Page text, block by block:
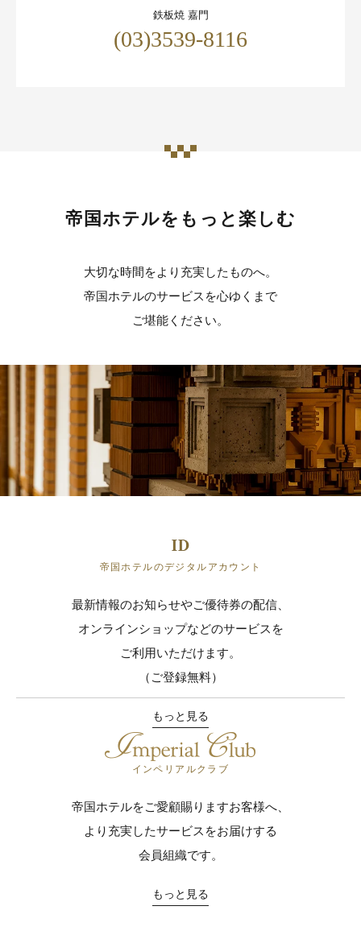
鉄板焼 嘉門
(03)3539-8116
帝国ホテルをもっと楽しむ
大切な時間をより充実したものへ。
帝国ホテルのサービスを心ゆくまで
ご堪能ください。
帝国ホテルのデジタルアカウント
最新情報のお知らせやご優待券の配信、
オンラインショップなどのサービスを
ご利用いただけます。
（ご登録無料）
もっと見る
インペリアルクラブ
帝国ホテルをご愛顧賜りますお客様へ、
より充実したサービスをお届けする
会員組織です。
もっと見る